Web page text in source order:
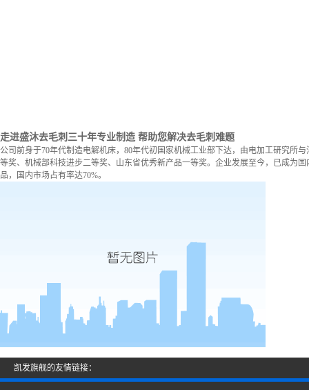
走进盛沐去毛刺 三十年专业制造 帮助您解决去毛刺难题
公司前身于70年代制造电解机床，80年代初国家机械工业部下达，由电加工研究所
等奖、机械部科技进步二等奖、山东省优秀新产品一等奖。企业发展至今，已成为
品，国内市场占有率达70%。
凯发旗舰的友情链接：